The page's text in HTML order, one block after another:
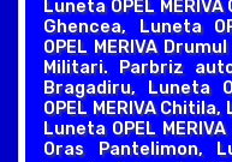
Luneta OPEL
Ghencea, Luneta
OPEL MERIVA
Militari. Parbriz
Bragadiru, Luneta
OPEL MERIVA
Luneta OPEL
Oras Pantelimon,